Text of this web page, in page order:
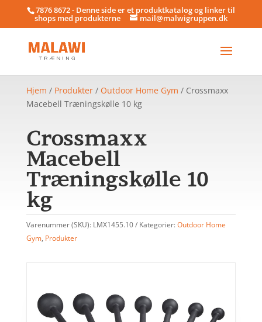
7876 8672 - Denne side er et produktkatalog og linker til
shops med produkterne mail@malwigruppen.dk
Hjem / Produkter/ Outdoor Home Gym / Crossmaxx
Macebell Træningskølle 10 kg
Crossmaxx
Macebell
Træningskølle 10
kg
Varenummer (SKU): LMX1455.10 Kategorier:Outdoor Home
Gym, Produkter